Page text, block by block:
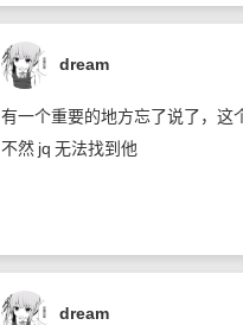
dream
有一个重要的地方忘了说了，这
不然 jq 无法找到他
dream